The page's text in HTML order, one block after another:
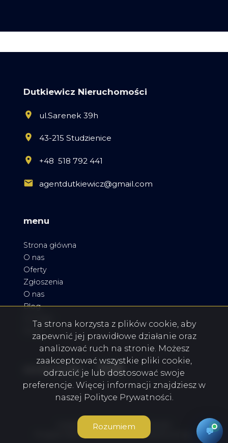
💬
Dutkiewicz Nieruchomości
ul.Sarenek 39h
43-215 Studzienice
+48 518 792 441
agentdutkiewicz@gmail.com
menu
Strona główna
O nas
Oferty
Zgłoszenia
O nas
Blog
Kontakt
social media Facebook
Facebook
Facebook
Dutkiewicz Nieruchomości © 2026
Program dla biur nieruchomości
Galactica Virgo
Ta strona korzysta z plików cookie, aby
zapewnić jej prawidłowe działanie oraz
analizować ruch na stronie. Możesz
zaakceptować wszystkie pliki cookie,
odrzucić je lub dostosować swoje
preferencje. Więcej informacji znajdziesz w
naszej Polityce Prywatności.
Rozumiem